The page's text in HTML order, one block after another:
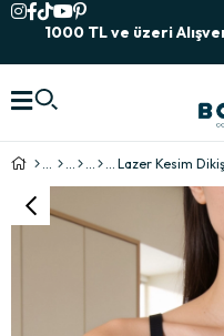
1000 TL ve üzeri
Lazer Kesim